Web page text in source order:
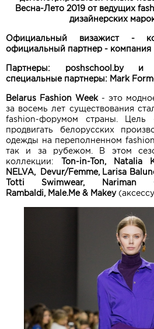
Весна-Лето 2019 от ведущих
дизайнерских
Официальный визажист -
официальный партнер - компания
Партнеры: poshschool.by и
специальные партнеры: Mark
Belarus Fashion Week- это
за восемь лет существования
fashion-форумом страны. Цель
продвигать белорусских
одежды на переполненном
так и за рубежом. В этом
коллекции: Ton-in-Ton, Natalia
NELVA, Devur/Femme, Larisa
Totti Swimwear, Nariman
Rambaldi, Male.Me & Makey